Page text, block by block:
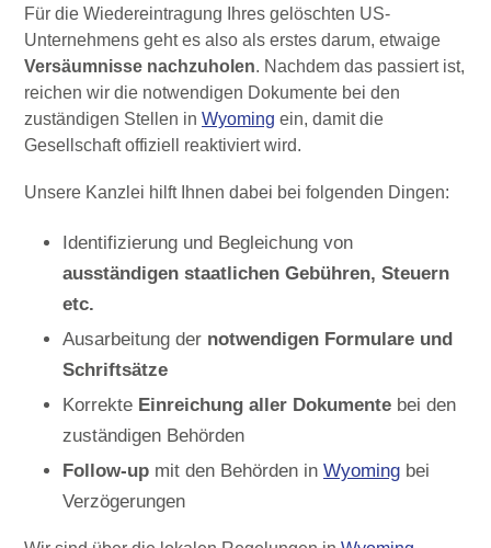
Für die Wiedereintragung Ihres gelöschten US-
Unternehmens geht es also als erstes darum, etwaige
Versäumnisse nachzuholen. Nachdem das passiert ist,
reichen wir die notwendigen Dokumente bei den
zuständigen Stellen in Wyoming ein, damit die
Gesellschaft offiziell reaktiviert wird.
Unsere Kanzlei hilft Ihnen dabei bei folgenden Dingen:
Identifizierung und Begleichung von
ausständigen staatlichen Gebühren, Steuern
etc.
Ausarbeitung der notwendigen Formulare und
Schriftsätze
Korrekte Einreichung aller Dokumente bei den
zuständigen Behörden
Follow-up mit den Behörden in Wyoming bei
Verzögerungen